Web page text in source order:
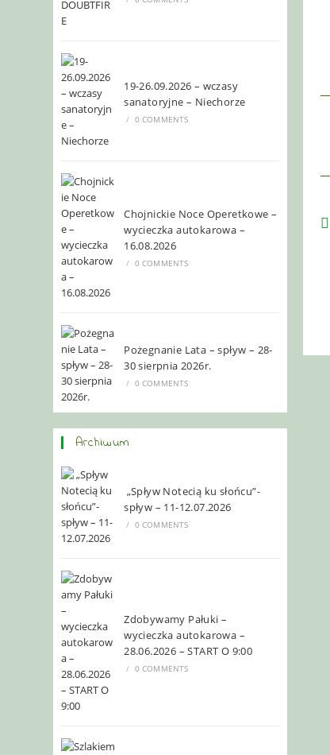
19-26.09.2026 – wczasy
sanatoryjne – Niechorze
/ 0 COMMENTS
Chojnickie Noce Operetkowe –
wycieczka autokarowa –
16.08.2026
/ 0 COMMENTS
Pożegnanie Lata – spływ – 28-
30 sierpnia 2026r.
/ 0 COMMENTS
Archiwum
„Spływ Notecią ku słońcu”-
spływ – 11-12.07.2026
/ 0 COMMENTS
Zdobywamy Pałuki –
wycieczka autokarowa –
28.06.2026 – START O 9:00
/ 0 COMMENTS